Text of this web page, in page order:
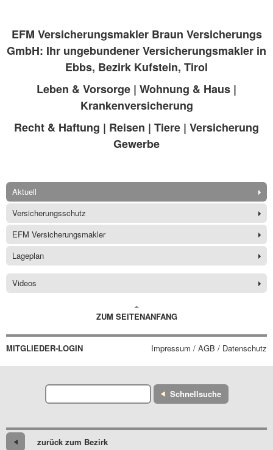
EFM Versicherungsmakler Braun Versicherungs
GmbH: Ihr ungebundener Versicherungsmakler in
Ebbs, Bezirk Kufstein, Tirol
Leben & Vorsorge | Wohnung & Haus |
Krankenversicherung
Recht & Haftung | Reisen | Tiere | Versicherung
Gewerbe
Aktuell
Versicherungsschutz
EFM Versicherungsmakler
Lageplan
Videos
ZUM SEITENANFANG
MITGLIEDER-LOGIN Impressum / AGB / Datenschutz
Schnellsuche
zurück zum Bezirk